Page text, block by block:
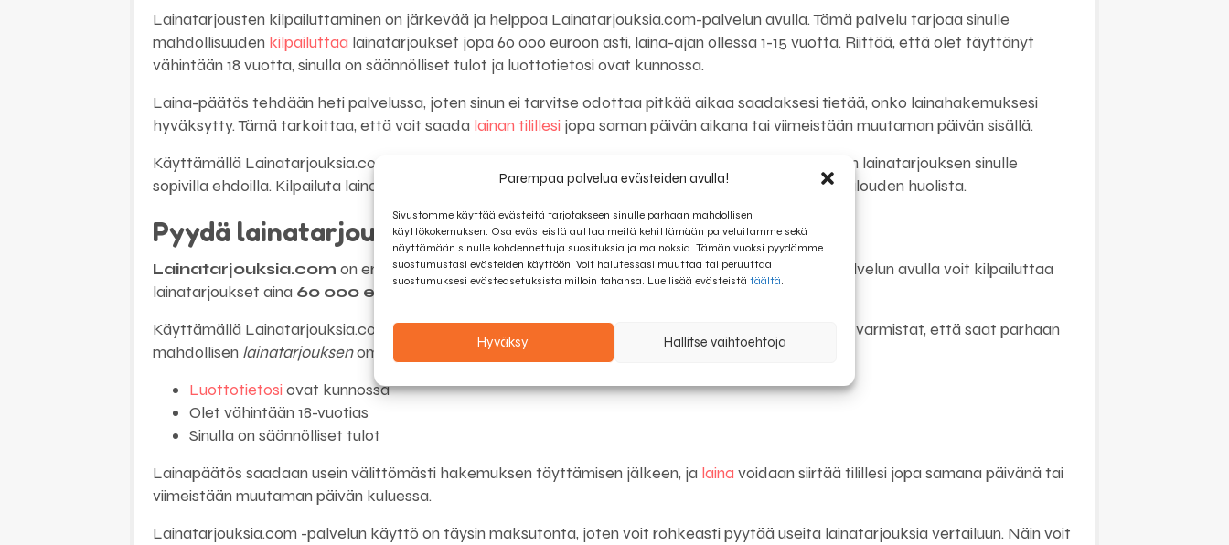
Parempaa palvelua evästeiden avulla!
Sivustomme käyttää evästeitä tarjotakseen sinulle parhaan mahdollisen
käyttökokemuksen. Osa evästeistä auttaa meitä kehittämään palveluitamme sekä
näyttämään sinulle kohdennettuja suosituksia ja mainoksia. Tämän vuoksi pyydämme
suostumustasi evästeiden käyttöön. Voit halutessasi muuttaa tai peruuttaa
suostumuksesi evästeasetuksista milloin tahansa. Lue lisää evästeistä täältä
Hyväksy Hallitse vaihtoehtoja
Lainatarjousten kilpailuttaminen on järkevää ja helppoa Lainatarjouksia.com-palvelun avulla. Tämä palvelu tarjoaa sinulle
mahdollisuuden kilpailuttaa lainatarjoukset jopa 60 000 euroon asti, laina-ajan ollessa 1-15 vuotta. Riittää, että olet täyttänyt
vähintään 18 vuotta, sinulla on säännölliset tulot ja luottotietosi ovat kunnossa.
Laina-päätös tehdään heti palvelussa, joten sinun ei tarvitse odottaa pitkää aikaa saadaksesi tietää, onko lainahakemuksesi
hyväksytty. Tämä tarkoittaa, että voit saada lainan tilillesi jopa saman päivän aikana tai viimeistään muutaman päivän sisällä.
Käyttämällä Lainatarjouksia.com-palvelua voit säästää aikaa, vaivaa ja rahaa valitsemalla parhaan lainatarjouksen sinulle
sopivilla ehdoilla. Kilpailuta lainatarjoukset helposti ja turvallisesti, jotta sinun ei tarvitse huolehtia talouden huolista.
Pyydä lainatarjous Lainatarjouksia.comin avulla
Lainatarjouksia.com on erinomainen väline kilpailuttaa lainatarjoukset helposti ja nopeasti. Palvelun avulla voit kilpailuttaa
lainatarjoukset aina 60 000 euroon
Käyttämällä Lainatarjouksia.com -palvelua, saat useita lainatarjouksia yhdellä hakemuksella. Näin varmistat, että saat parhaan
mahdollisen lainatarjouksenomassa tilanteessasi. Tarvitset vain seuraavat asiat:
Luottotietosi ovat kunnossa
Olet vähintään 18-vuotias
Sinulla on säännölliset tulot
Lainapäätös saadaan usein välittömästi hakemuksen täyttämisen jälkeen, ja laina voidaan siirtää tilillesi jopa samana päivänä tai
viimeistään muutaman päivän kuluessa.
Lainatarjouksia.com -palvelun käyttö on täysin maksutonta, joten voit rohkeasti pyytää useita lainatarjouksia vertailuun. Näin voit